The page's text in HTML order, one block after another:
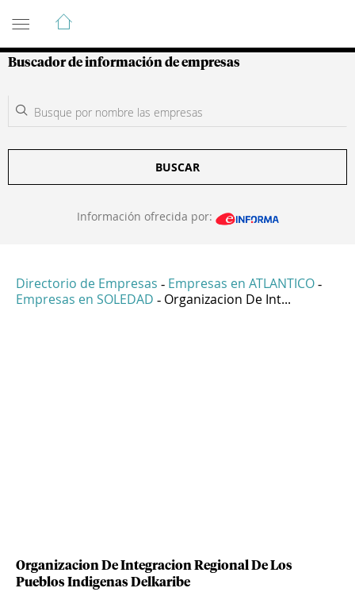
Guía de Empresas Colombianas
Buscador de información de empresas
BUSCAR
Información ofrecida por:
Directorio de Empresas - Empresas en ATLANTICO -
Empresas en SOLEDAD - Organizacion De Int...
Organizacion De Integracion Regional De Los
Pueblos Indigenas Delkaribe